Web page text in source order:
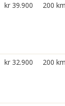
kr 39.900 200 km
kr 32.900 200 km